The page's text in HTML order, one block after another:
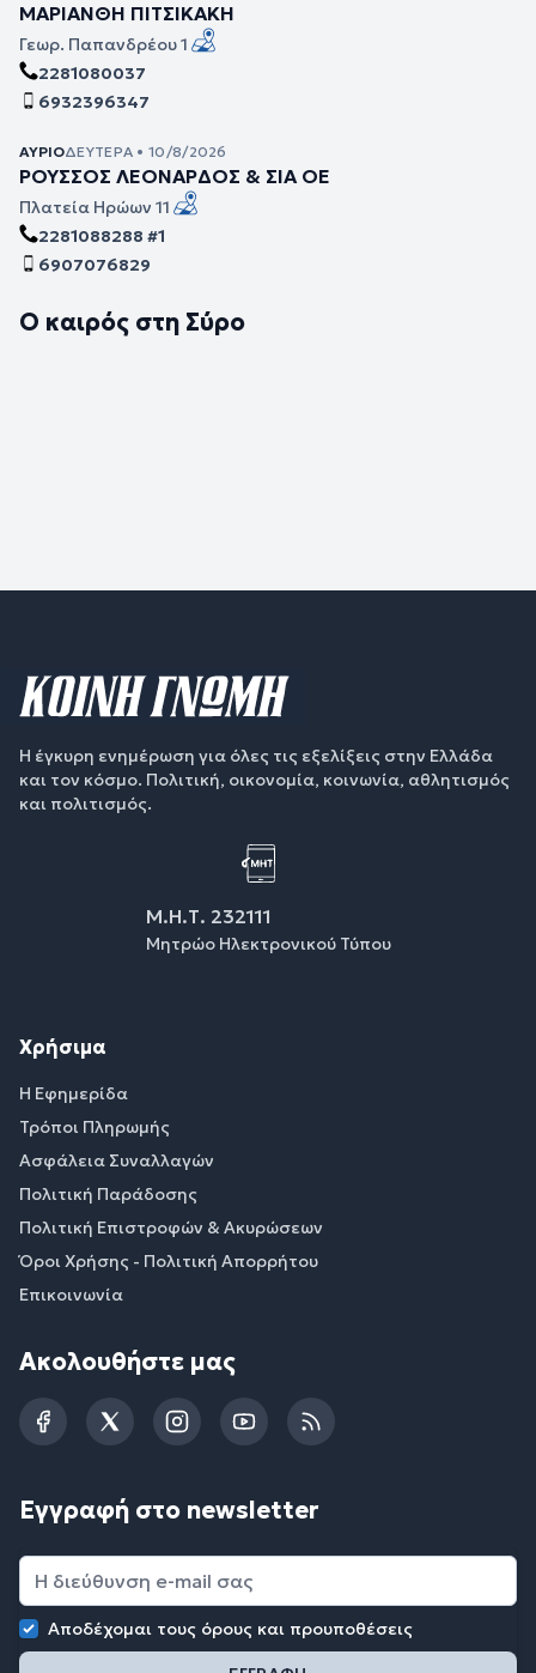
ΜΑΡΙΑΝΘΗ ΠΙΤΣΙΚΑΚΗ
Γεωρ. Παπανδρέου 1
2281080037
6932396347
ΑΎΡΙΟΔΕΥΤΈΡΑ • 10/8/2026
ΡΟΥΣΣΟΣ ΛΕΟΝΑΡΔΟΣ & ΣΙΑ ΟΕ
Πλατεία Ηρώων 11
2281088288 #1
6907076829
Ο καιρός στη Σύρο
Η έγκυρη ενημέρωση για όλες τις εξελίξεις στην Ελλάδα
και τον κόσμο. Πολιτική, οικονομία, κοινωνία, αθλητισμός
και πολιτισμός.
Μ.Η.Τ. 232111
Μητρώο Ηλεκτρονικού Τύπου
Χρήσιμα
Η Εφημερίδα
Τρόποι Πληρωμής
Ασφάλεια Συναλλαγών
Πολιτική Παράδοσης
Πολιτική Επιστροφών & Ακυρώσεων
Όροι Χρήσης - Πολιτική Απορρήτου
Επικοινωνία
Ακολουθήστε μας
FacebookTwitterInstagramYouTubeRSS
Εγγραφή στο newsletter
Αποδέχομαι τους όρους και προυποθέσεις